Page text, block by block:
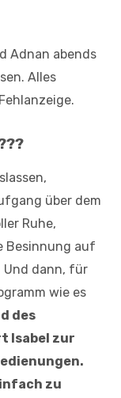
Adnan abends
Alles
über dem
Ruhe,
Besinnung auf
Und dann, für
wie es
des
Isabel zur
zu